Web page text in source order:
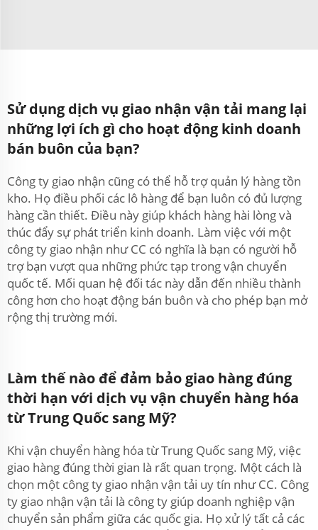
Sử dụng dịch vụ giao nhận vận tải mang lại
những lợi ích gì cho hoạt động kinh doanh
bán buôn của bạn?
Công ty giao nhận cũng có thể hỗ trợ quản lý hàng tồn
kho. Họ điều phối các lô hàng để bạn luôn có đủ lượng
hàng cần thiết. Điều này giúp khách hàng hài lòng và
thúc đẩy sự phát triển kinh doanh. Làm việc với một
công ty giao nhận như CC có nghĩa là bạn có người hỗ
trợ bạn vượt qua những phức tạp trong vận chuyển
quốc tế. Mối quan hệ đối tác này dẫn đến nhiều thành
công hơn cho hoạt động bán buôn và cho phép bạn mở
rộng thị trường mới.
Làm thế nào để đảm bảo giao hàng đúng
thời hạn với dịch vụ vận chuyển hàng hóa
từ Trung Quốc sang Mỹ?
Khi vận chuyển hàng hóa từ Trung Quốc sang Mỹ, việc
giao hàng đúng thời gian là rất quan trọng. Một cách là
chọn một công ty giao nhận vận tải uy tín như CC. Công
ty giao nhận vận tải là công ty giúp doanh nghiệp vận
chuyển sản phẩm giữa các quốc gia. Họ xử lý tất cả các